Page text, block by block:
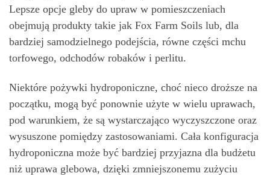
Lepsze opcje gleby do upraw w pomieszczeniach
obejmują produkty takie jak Fox Farm Soils lub, dla
bardziej samodzielnego podejścia, równe części mchu
torfowego, odchodów robaków i perlitu.
Niektóre pożywki hydroponiczne, choć nieco droższe na
początku, mogą być ponownie użyte w wielu uprawach,
pod warunkiem, że są wystarczająco wyczyszczone oraz
wysuszone pomiędzy zastosowaniami. Cała konfiguracja
hydroponiczna może być bardziej przyjazna dla budżetu
niż uprawa glebowa, dzięki zmniejszonemu zużyciu